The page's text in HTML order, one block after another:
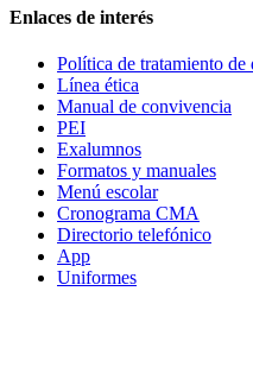
Enlaces de interés
Política de tratamiento de
Línea ética
Manual de convivencia
PEI
Exalumnos
Formatos y manuales
Menú escolar
Cronograma CMA
Directorio telefónico
App
Uniformes